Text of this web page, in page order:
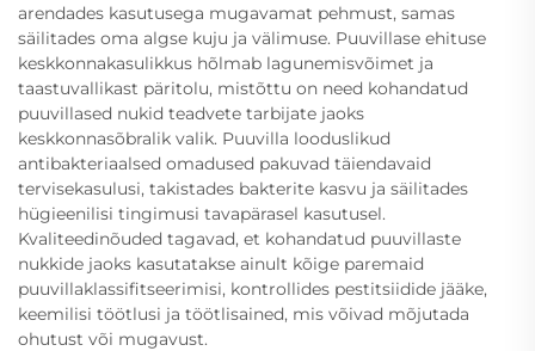
arendades kasutusega mugavamat pehmust, samas
säilitades oma algse kuju ja välimuse. Puuvillase ehituse
keskkonnakasulikkus hõlmab lagunemisvõimet ja
taastuvallikast päritolu, mistõttu on need kohandatud
puuvillased nukid teadvete tarbijate jaoks
keskkonnasõbralik valik. Puuvilla looduslikud
antibakteriaalsed omadused pakuvad täiendavaid
tervisekasulusi, takistades bakterite kasvu ja säilitades
hügieenilisi tingimusi tavapärasel kasutusel.
Kvaliteedinõuded tagavad, et kohandatud puuvillaste
nukkide jaoks kasutatakse ainult kõige paremaid
puuvillaklassifitseerimisi, kontrollides pestitsiidide jääke,
keemilisi töötlusi ja töötlisained, mis võivad mõjutada
ohutust või mugavust.